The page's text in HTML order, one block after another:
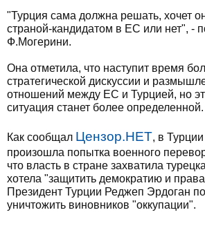
"Турция сама должна решать, хочет
страной-кандидатом в ЕС или нет", -
Ф.Могерини.
Она отметила, что наступит время
стратегической дискуссии и
отношений между ЕС и Турцией, но
ситуация станет более определенной.
Как сообщал Цензор.НЕТ, в
произошла попытка военного
что власть в стране захватила
хотела "защитить демократию и
Президент Турции Реджеп Эрдоган
уничтожить виновников "оккупации".